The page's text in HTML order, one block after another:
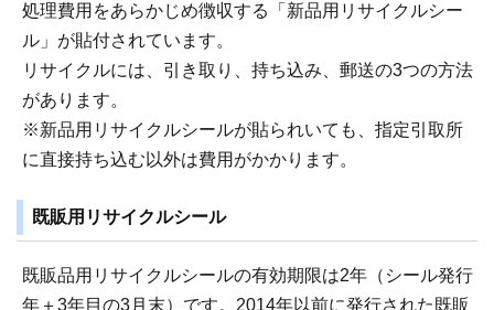
処理費用をあらかじめ徴収する「新品用リサイクルシー
ル」が貼付されています。
リサイクルには、引き取り、持ち込み、郵送の3つの方法
があります。
※新品用リサイクルシールが貼られいても、指定引取所
に直接持ち込む以外は費用がかかります。
既販用リサイクルシール
既販品用リサイクルシールの有効期限は2年（シール発行
年＋3年目の3月末）です。2014年以前に発行された既販